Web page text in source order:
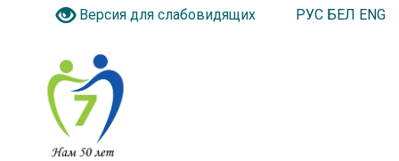
Версия для слабовидящих РУС БЕЛ ENG